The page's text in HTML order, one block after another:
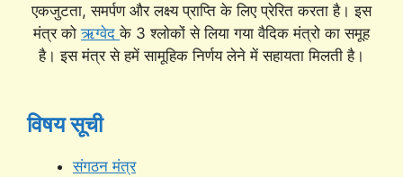
एकजुटता, समर्पण और लक्ष्य प्राप्ति के लिए प्रेरित करता है। इस
मंत्र कोऋग्वेदके 3 श्लोकों से लिया गया वैदिक मंत्रो का समूह
है। इस मंत्र से हमें सामूहिक निर्णय लेने में सहायता मिलती है।
विषय सूची
संगठन मंत्र